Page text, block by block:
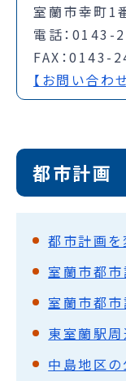
室蘭市幸町1
電話：0143-
FAX：0143-
【お問い合わ
都市計画
室蘭市都市
室蘭市都
東室蘭駅周
中島地区